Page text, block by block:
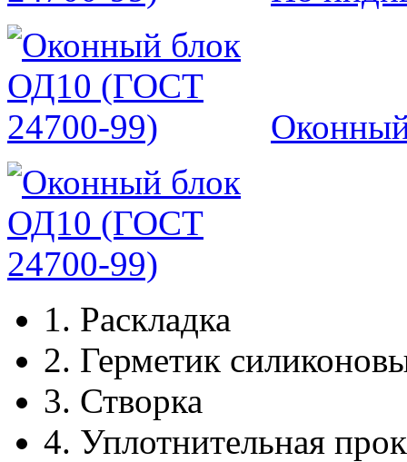
1. Раскладка
2. Герметик
3. Створка
4. Уплотнительная